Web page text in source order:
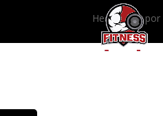
Hecho Arte por